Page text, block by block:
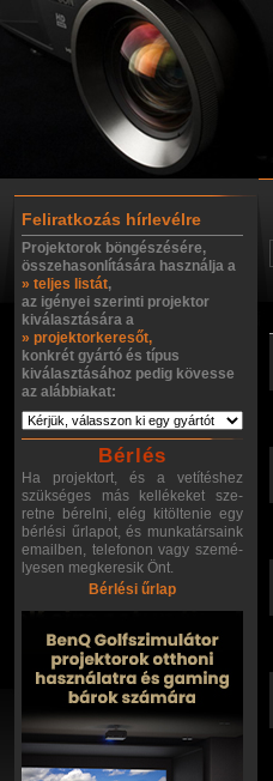
Feliratkozás hírlevélre
Projektorok böngészésére,
összehasonlítására használja a
» teljes listát,
az igényei szerinti projektor
kiválasztására a
» projektorkeresőt,
konkrét gyártó és típus
kiválasztásához pedig kövesse
az alábbiakat:
Bérlés
Ha projektort, és a vetítéshez
szükséges más kellékeket sze-
retne bérelni, elég kitöltenie egy
bérlési űrlapot, és munkatársaink
emailben, telefonon vagy szemé-
lyesen megkeresik Önt.
Bérlési űrlap